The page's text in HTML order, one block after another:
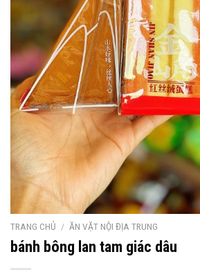
TRANG CHỦ / ĂN VẶT NỘI ĐỊA TRUNG
bánh bông lan tam giác dâu